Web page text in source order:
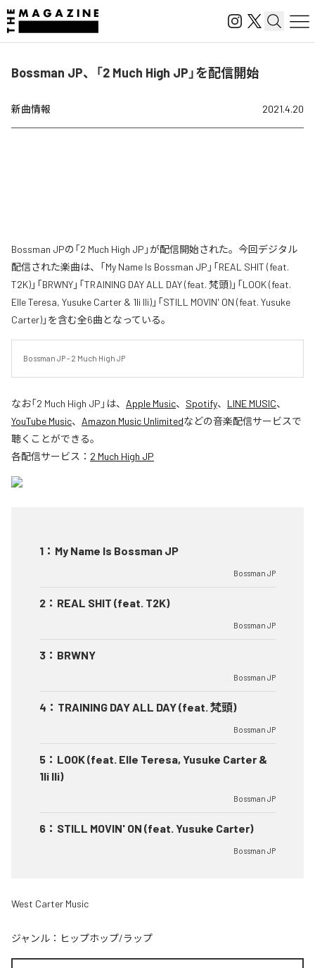
Bossman JP、「2 Much High JP」を配信開始
新曲情報 2021.4.20
Bossman JPの「2 Much High JP」が配信開始された。今回デジタル
配信された楽曲は、「My Name Is Bossman JP」「REAL SHIT (feat.
T2K)」「BRWNY」「TRAINING DAY ALL DAY (feat. 梵頭)」「LOOK (feat.
Elle Teresa, Yusuke Carter & 1li Ili)」「STILL MOVIN' ON (feat. Yusuke
Carter)」を含む全6曲となっている。
Bossman JP - 2 Much High JP
なお「2 Much High JP 」は、 Apple Music、 Spotify、 LINE MUSIC、
YouTube Music、 Amazon Music Unlimitedなどの音楽配信サービスで
聴くことができる。
各配信サービス： 2 Much High JP
1 ： My Name Is Bossman JP
Bossman JP
2 ： REAL SHIT (feat. T2K)
Bossman JP
3 ： BRWNY
Bossman JP
4 ： TRAINING DAY ALL DAY (feat. 梵頭)
Bossman JP
5 ： LOOK (feat. Elle Teresa, Yusuke Carter &
1li Ili)
Bossman JP
6 ： STILL MOVIN' ON (feat. Yusuke Carter)
Bossman JP
West Carter Music
ジャンル： ヒップホップ/ラップ